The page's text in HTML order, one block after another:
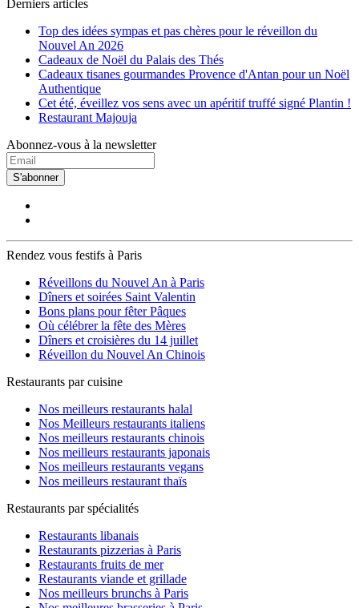
Derniers articles
Top des idées sympas et pas chères pour le réveillon du
Nouvel An 2026
Cadeaux de Noël du Palais des Thés
Cadeaux tisanes gourmandes Provence d'Antan pour un Noël
Authentique
Cet été, éveillez vos sens avec un apéritif truffé signé Plantin !
Restaurant Majouja
Abonnez-vous à la newsletter
S'abonner
Rendez vous festifs à Paris
Réveillons du Nouvel An à Paris
Dîners et soirées Saint Valentin
Bons plans pour fêter Pâques
Où célébrer la fête des Mères
Dîners et croisières du 14 juillet
Réveillon du Nouvel An Chinois
Restaurants par cuisine
Nos meilleurs restaurants halal
Nos Meilleurs restaurants italiens
Nos meilleurs restaurants chinois
Nos meilleurs restaurants japonais
Nos meilleurs restaurants vegans
Nos meilleurs restaurant thaïs
Restaurants par spécialités
Restaurants libanais
Restaurants pizzerias à Paris
Restaurants fruits de mer
Restaurants viande et grillade
Nos meilleurs brunchs à Paris